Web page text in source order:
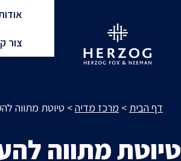
צור
דף הבית > מרכז מדיה> טיוטת מתווה
טיוטת מתווה